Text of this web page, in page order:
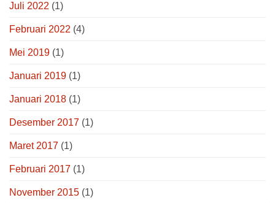
Juli 2022 (1)
Februari 2022 (4)
Mei 2019 (1)
Januari 2019 (1)
Januari 2018 (1)
Desember 2017 (1)
Maret 2017 (1)
Februari 2017 (1)
November 2015 (1)